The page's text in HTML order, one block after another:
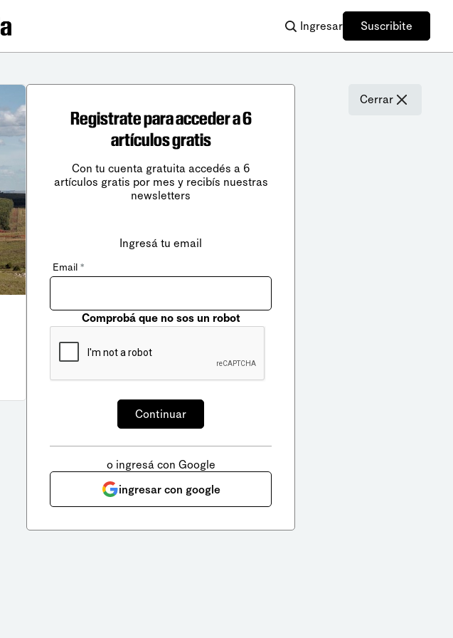
Ingresar Suscribite
Cerrar
Registrate para acceder a 6
artículos gratis
Con tu cuenta gratuita accedés a 6
artículos gratis por mes y recibís nuestras
newsletters
Ingresá tu email
Email *
Comprobá que no sos un robot
o ingresá con Google
ingresar con google